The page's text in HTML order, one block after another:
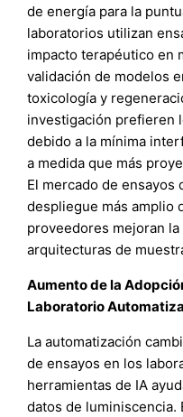
de energía para la
laboratorios utilizan
impacto terapéutico en
validación de modelos
toxicología y
investigación prefieren
debido a la mínima
a medida que más
El mercado de ensayos
despliegue más amplio
proveedores mejoran
arquitecturas de
Aumento de la
Laboratorio
La automatización
de ensayos en los
herramientas de IA
datos de luminiscencia.